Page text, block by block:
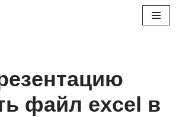
файл excel в